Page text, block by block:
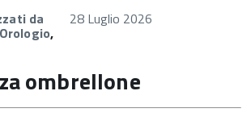
da
,
28 Luglio 2026
ombrellone